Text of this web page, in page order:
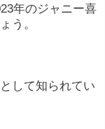
年のジャニー喜
う。
して知られてい